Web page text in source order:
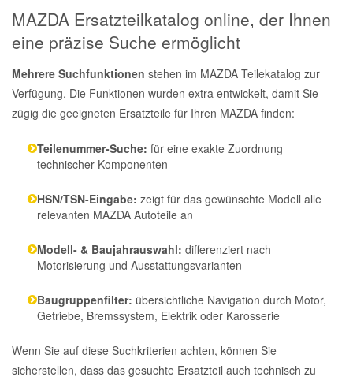
MAZDA Ersatzteilkatalog online, der Ihnen
eine präzise Suche ermöglicht
Mehrere Suchfunktionen stehen im MAZDA Teilekatalog zur
Verfügung. Die Funktionen wurden extra entwickelt, damit Sie
zügig die geeigneten Ersatzteile für Ihren MAZDA finden:
Teilenummer-Suche: für eine exakte Zuordnung
technischer Komponenten
HSN/TSN-Eingabe: zeigt für das gewünschte Modell alle
relevanten MAZDA Autoteile an
Modell- & Baujahrauswahl: differenziert nach
Motorisierung und Ausstattungsvarianten
Baugruppenfilter: übersichtliche Navigation durch Motor,
Getriebe, Bremssystem, Elektrik oder Karosserie
Wenn Sie auf diese Suchkriterien achten, können Sie
sicherstellen, dass das gesuchte Ersatzteil auch technisch zu